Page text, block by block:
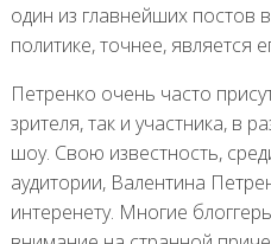
один из главнейших постов
политике, точнее, является
Петренко очень часто
зрителя, так и участника, в
шоу. Свою известность,
аудитории, Валентина
интеренету. Многие